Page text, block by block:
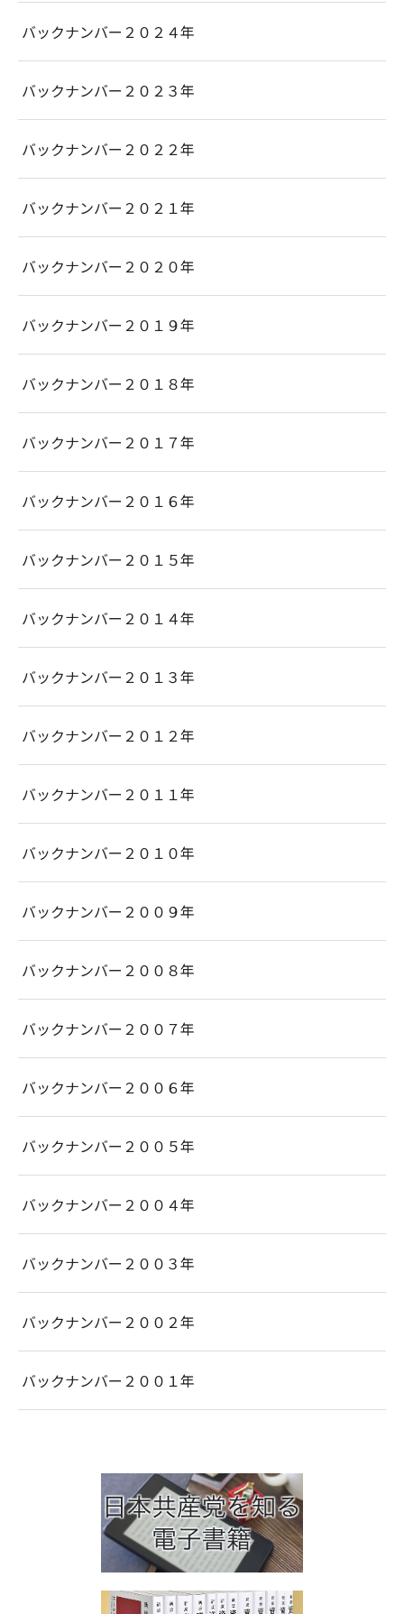
バックナンバー２０２４年
バックナンバー２０２３年
バックナンバー２０２２年
バックナンバー２０２１年
バックナンバー２０２０年
バックナンバー２０１９年
バックナンバー２０１８年
バックナンバー２０１７年
バックナンバー２０１６年
バックナンバー２０１５年
バックナンバー２０１４年
バックナンバー２０１３年
バックナンバー２０１２年
バックナンバー２０１１年
バックナンバー２０１０年
バックナンバー２００９年
バックナンバー２００８年
バックナンバー２００７年
バックナンバー２００６年
バックナンバー２００５年
バックナンバー２００４年
バックナンバー２００３年
バックナンバー２００２年
バックナンバー２００１年